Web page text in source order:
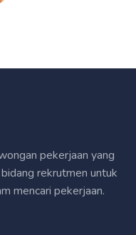
pekerjaan yang
rekrutmen untuk
mencari pekerjaan.